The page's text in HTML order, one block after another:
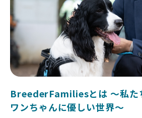
BreederFamiliesとは 〜私た
ワンちゃんに優しい世界〜